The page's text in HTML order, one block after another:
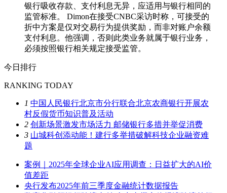
银行吸收存款、支付利息无异，应适用与银行相同的
监管标准。 Dimon在接受CNBC采访时称，可接受的
折中方案是仅对交易行为提供奖励，而非对账户余额
支付利息。他强调，否则此类业务就属于银行业务，
必须按照银行相关规定接受监管。
今日排行
RANKING TODAY
1 中国人民银行北京市分行联合北京农商银行开展农
村反假货币知识普及活动
2 创新场景激发市场活力 邮储银行多措并举促消费
3 山城科创添动能！建行多举措破解科技企业融资难
题
案例｜2025年全球企业AI应用调查：日益扩大的AI价
值差距
央行发布2025年前三季度金融统计数据报告